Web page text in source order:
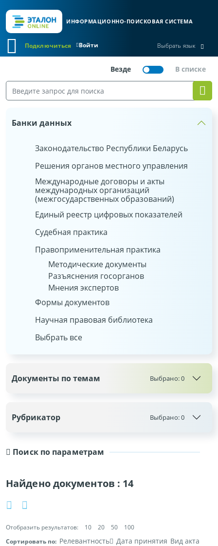
ИНФОРМАЦИОННО-ПОИСКОВАЯ СИСТЕМА
Войти
Подключиться Выбрать язык
Поиск по параметрам
Найдено документов : 14
Отобразить результатов: 10 20 50
100
Сортировать по: Релевантность Дата принятия Вид акта
Банки данных
Законодательство Республики Беларусь
Решения органов местного управления
Международные договоры и акты
международных организаций
(межгосударственных образований)
Единый реестр цифровых показателей
Судебная практика
Правоприменительная практика
Методические документы
Разъяснения госорганов
Мнения экспертов
Формы документов
Научная правовая библиотека
Выбрать все
Документы по темам Выбрано:0
Рубрикатор Выбрано:0